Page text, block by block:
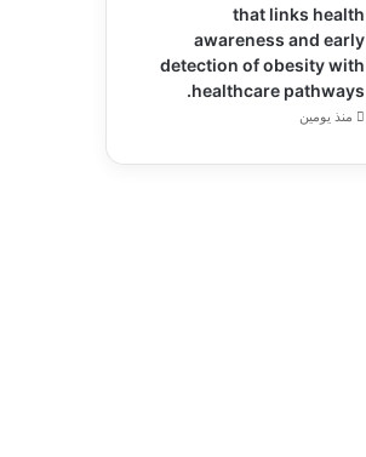
that links health
awareness and early
detection of obesity with
healthcare pathways.
منذ يومين